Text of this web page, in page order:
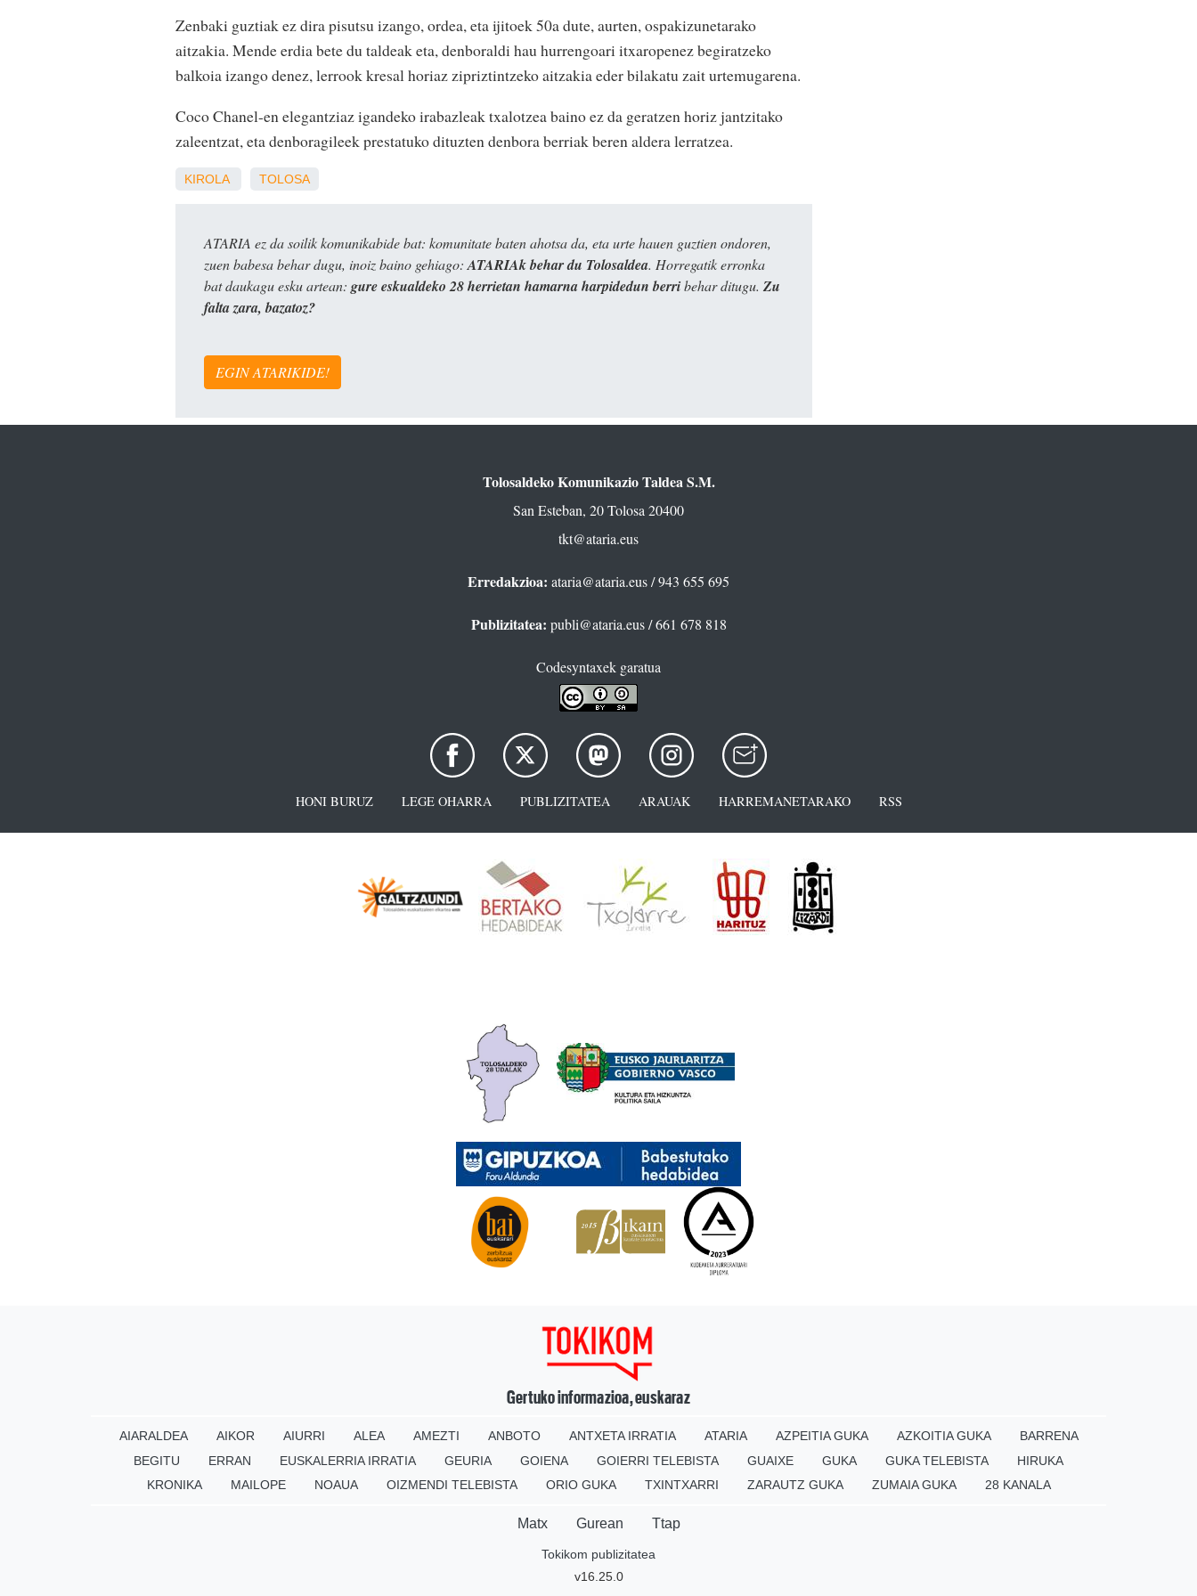
Zenbaki guztiak ez dira pisutsu izango, ordea, eta ijitoek 50a dute, aurten, ospakizunetarako
aitzakia. Mende erdia bete du taldeak eta, denboraldi hau hurrengoari itxaropenez begiratzeko
balkoia izango denez, lerrook kresal horiaz zipriztintzeko aitzakia eder bilakatu zait urtemugarena.
Coco Chanel-en elegantziaz igandeko irabazleak txalotzea baino ez da geratzen horiz jantzitako
zaleentzat, eta denboragileek prestatuko dituzten denbora berriak beren aldera lerratzea.
KIROLA TOLOSA
ATARIA ez da soilik komunikabide bat: komunitate baten ahotsa da, eta urte hauen guztien ondoren,
zuen babesa behar dugu, inoiz baino gehiago:ATARIAk behar du Tolosaldea. Horregatik erronka
bat daukagu esku artean: gure eskualdeko 28 herrietan hamarna harpidedun berribehar ditugu. Zu
falta zara, bazatoz?
EGIN ATARIKIDE!
Tolosaldeko Komunikazio Taldea S.M.
San Esteban, 20 Tolosa 20400
tkt@ataria.eus
Erredakzioa: ataria@ataria.eus/ 943 655 695
Publizitatea: publi@ataria.eus/ 661 678 818
Codesyntaxek garatua
HONI BURUZ LEGE OHARRA PUBLIZITATEA ARAUAK HARREMANETARAKO RSS
Gertuko informazioa, euskaraz
AIARALDEA AIKOR AIURRI ALEA AMEZTI ANBOTO ANTXETA IRRATIA ATARIA AZPEITIA GUKA AZKOITIA GUKA
BARRENA
BEGITU
ERRAN EUSKALERRIA IRRATIA GEURIA GOIENA GOIERRI TELEBISTA GUAIXE GUKA GUKA TELEBISTA
HIRUKA
KRONIKA
MAILOPE NOAUA OIZMENDI TELEBISTA ORIO GUKA TXINTXARRI ZARAUTZ GUKA ZUMAIA GUKA 28 KANALA
Matx Gurean Ttap
Tokikom publizitatea
v16.25.0